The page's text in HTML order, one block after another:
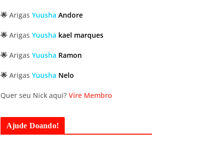
🌟 Arigas Yuusha Andore
🌟 Arigas Yuusha kael marques
🌟 Arigas Yuusha Ramon
🌟 Arigas Yuusha Nelo
Quer seu Nick aqui? Vire Membro
Ajude Doando!